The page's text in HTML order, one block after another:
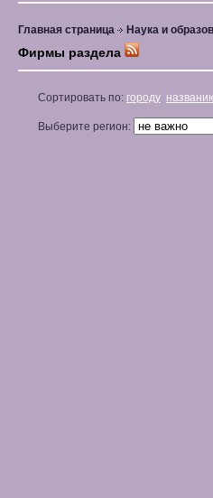
Главная страница Наука и
Фирмы раздела
Сортировать по: городу
Выберите регион: